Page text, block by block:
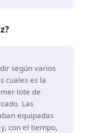
según varios
cuales es la
lote de
Las
equipadas
con el tiempo,